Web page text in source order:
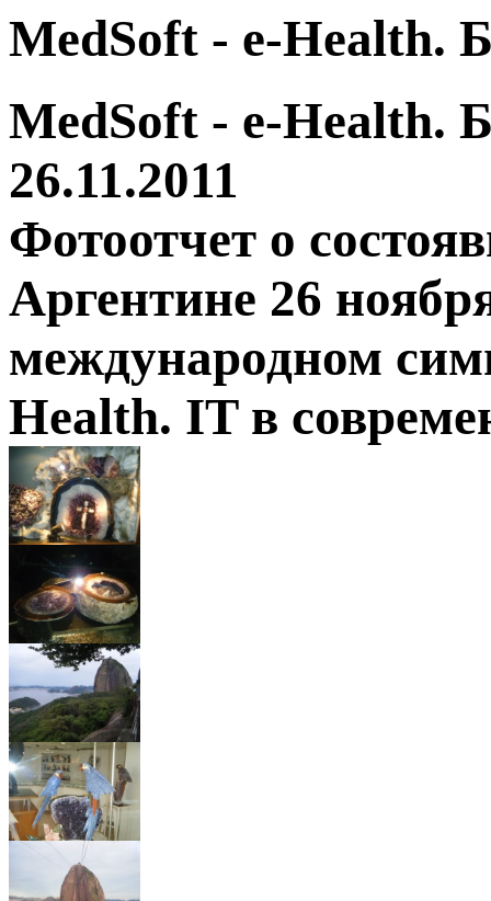
MedSoft - e-Health.
MedSoft - e-Health.
26.11.2011
Фотоотчет о
Аргентине 26
международном
Health. IT в